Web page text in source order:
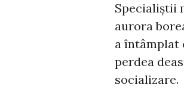
Specialiștii
aurora
a întâmplat
perdea
socializare.